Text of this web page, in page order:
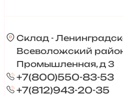
Склад -
Всеволожский
Промышленная, д 3
+7(800)550-83-53
+7(812)943-20-35